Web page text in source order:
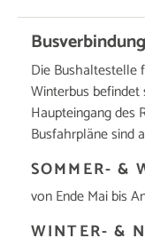
Busverbindung
Die Bushaltestelle
Winterbus
Haupteingang des
Busfahrpläne sind
SOMMER- &
von Ende Mai bis
WINTER- &